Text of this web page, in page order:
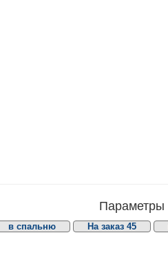
Параметры
в спальню На заказ 45